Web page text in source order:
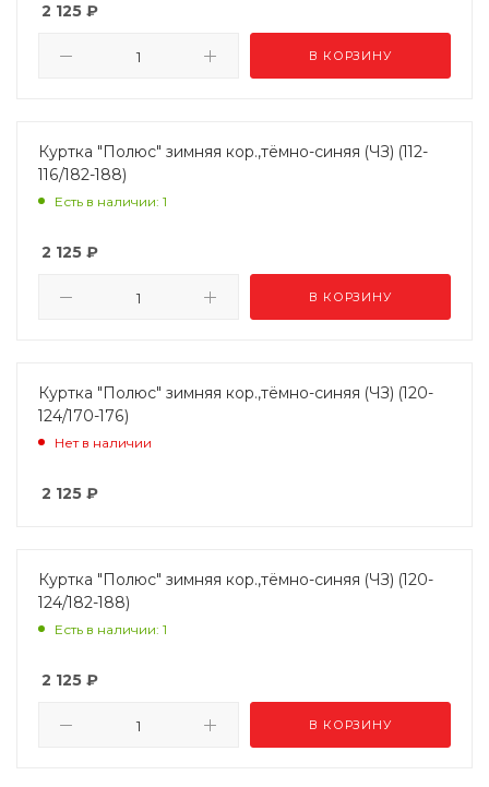
2 125 ₽
В КОРЗИНУ
Куртка "Полюс" зимняя кор.,тёмно-синяя (ЧЗ) (112-
116/182-188)
Есть в наличии: 1
2 125 ₽
В КОРЗИНУ
Куртка "Полюс" зимняя кор.,тёмно-синяя (ЧЗ) (120-
124/170-176)
Нет в наличии
2 125 ₽
Куртка "Полюс" зимняя кор.,тёмно-синяя (ЧЗ) (120-
124/182-188)
Есть в наличии: 1
2 125 ₽
В КОРЗИНУ